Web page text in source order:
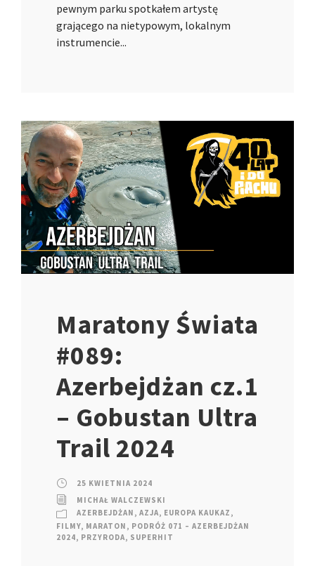
pewnym parku spotkałem artystę
grającego na nietypowym, lokalnym
instrumencie...
Maratony Świata
#089:
Azerbejdżan cz.1
– Gobustan Ultra
Trail 2024
25 KWIETNIA 2024
MICHAŁ WALCZEWSKI
AZERBEJDŻAN , AZJA, EUROPA KAUKAZ ,
FILMY, MARATON , PODRÓŻ 071 – AZERBEJDŻAN
2024, PRZYRODA, SUPERHIT